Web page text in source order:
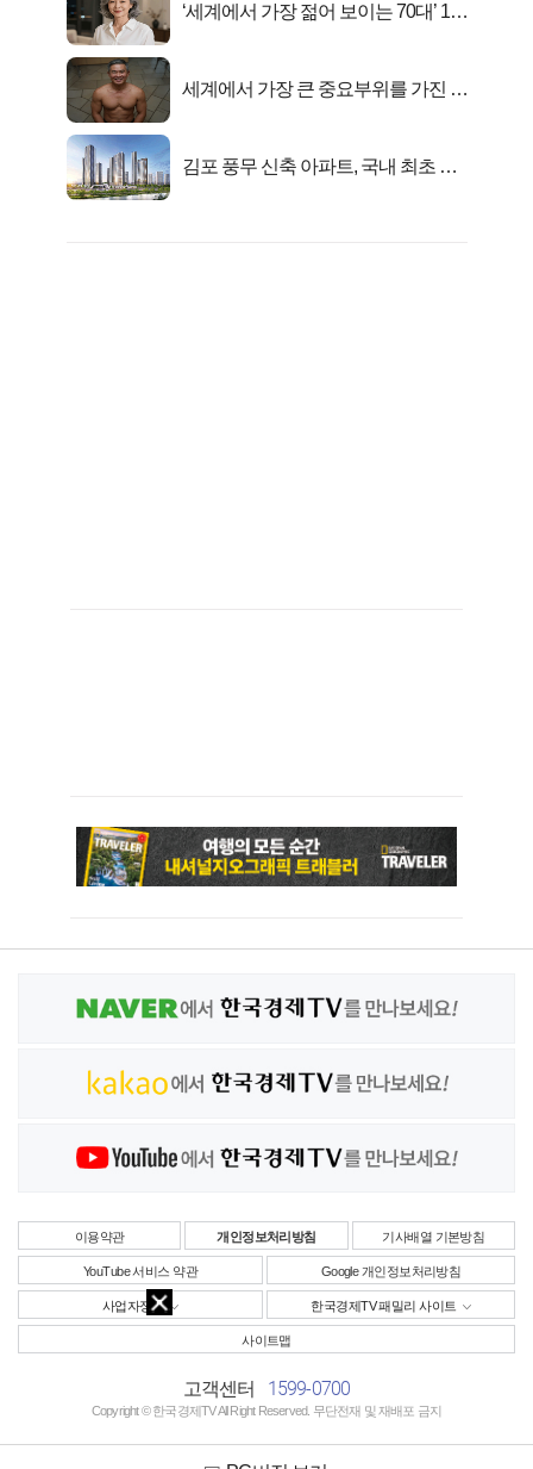
‘세계에서 가장 젊어 보이는 70대’ 1위
세계에서 가장 큰 중요부위를 가진 남
김포 풍무 신축 아파트, 국내 최초 반
이용약관 개인정보처리방침 기사배열 기본방침
YouTube 서비스 약관 Google 개인정보처리방침
사업자정보 한국경제TV 패밀리 사이트
사이트맵
고객센터 1599-0700
Copyright © 한국경제TV All Right Reserved. 무단전재 및 재배포 금지